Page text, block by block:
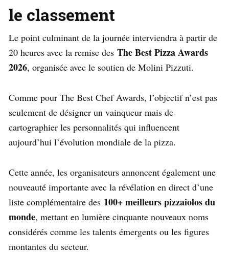
le classement
Le point culminant de la journée interviendra à partir de
20 heures avec la remise des The Best Pizza Awards
2026, organisée avec le soutien de Molini Pizzuti.
Comme pour The Best Chef Awards, l’objectif n’est pas
seulement de désigner un vainqueur mais de
cartographier les personnalités qui influencent
aujourd’hui l’évolution mondiale de la pizza.
Cette année, les organisateurs annoncent également une
nouveauté importante avec la révélation en direct d’une
liste complémentaire des 100+ meilleurs pizzaiolos du
monde, mettant en lumière cinquante nouveaux noms
considérés comme les talents émergents ou les figures
montantes du secteur.